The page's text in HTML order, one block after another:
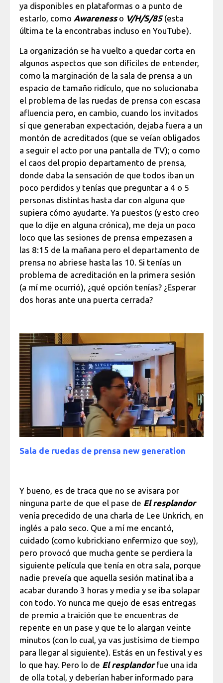
ya disponibles en plataformas o a punto de
estarlo, como Awarenesso V/H/S/85(esta
última te la encontrabas incluso en YouTube).
La organización se ha vuelto a quedar corta en
algunos aspectos que son difíciles de entender,
como la marginación de la sala de prensa a un
espacio de tamaño ridículo, que no solucionaba
el problema de las ruedas de prensa con escasa
afluencia pero, en cambio, cuando los invitados
sí que generaban expectación, dejaba fuera a un
montón de acreditados (que se veían obligados
a seguir el acto por una pantalla de TV); o como
el caos del propio departamento de prensa,
donde daba la sensación de que todos iban un
poco perdidos y tenías que preguntar a 4 o 5
personas distintas hasta dar con alguna que
supiera cómo ayudarte. Ya puestos (y esto creo
que lo dije en alguna crónica), me deja un poco
loco que las sesiones de prensa empezasen a
las 8:15 de la mañana pero el departamento de
prensa no abriese hasta las 10. Si tenías un
problema de acreditación en la primera sesión
(a mí me ocurrió), ¿qué opción tenías? ¿Esperar
dos horas ante una puerta cerrada?
Sala de ruedas de prensa new generation
Y bueno, es de traca que no se avisara por
ninguna parte de que el pase de El resplandor
venía precedido de una charla de Lee Unkrich, en
inglés a palo seco. Que a mí me encantó,
cuidado (como kubrickiano enfermizo que soy),
pero provocó que mucha gente se perdiera la
siguiente película que tenía en otra sala, porque
nadie preveía que aquella sesión matinal iba a
acabar durando 3 horas y media y se iba solapar
con todo. Yo nunca me quejo de esas entregas
de premio a traición que te encuentras de
repente en un pase y que te lo alargan veinte
minutos (con lo cual, ya vas justísimo de tiempo
para llegar al siguiente). Estás en un festival y es
lo que hay. Pero lo de El resplandorfue una ida
de olla total, y deberían haber informado para